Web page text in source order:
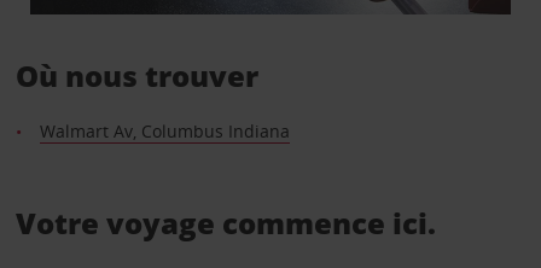
Où nous trouver
Walmart Av, Columbus Indiana
Votre voyage commence ici.